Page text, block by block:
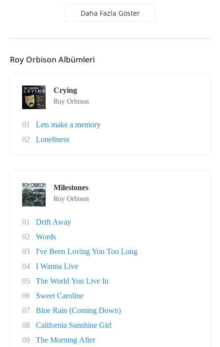
Daha Fazla Göster
Roy Orbison Albümleri
Crying
Roy Orbison
01
Lets make a memory
02
Loneliness
Milestones
Roy Orbison
01
Drift Away
02
Words
03
I've Been Loving You Too Long
04
I Wanna Live
05
The World You Live In
06
Sweet Caroline
07
Blue Rain (Coming Down)
08
California Sunshine Girl
09
The Morning After